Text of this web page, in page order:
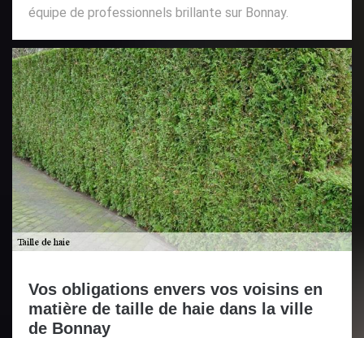
équipe de professionnels brillante sur Bonnay.
Vos obligations envers vos voisins en
matière de taille de haie dans la ville
de Bonnay